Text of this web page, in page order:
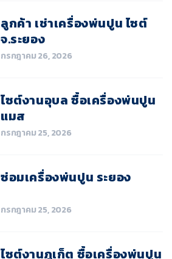
กรกฎาคม 26, 2026
ลูกค้า เช่าเครื่องพ่นปูน ไซต์
จ.ระยอง
กรกฎาคม 25, 2026
ไซต์งานอุบล ซื้อเครื่องพ่นปูน
แมส
กรกฎาคม 25, 2026
ซ่อมเครื่องพ่นปูน ระยอง
ไซต์งานภูเก็ต ซื้อเครื่องพ่นปูน